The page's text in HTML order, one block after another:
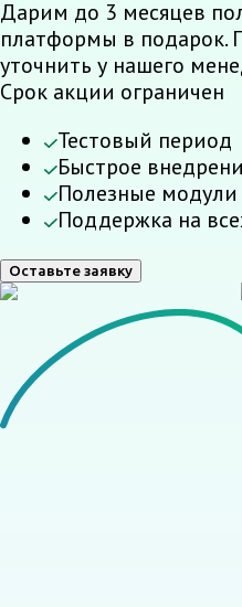
Дарим до 3 месяцев
платформы в подарок.
уточнить у нашего
Срок акции ограничен
Тестовый период
Быстрое
Полезные модули
Поддержка на
Оставьте заявку